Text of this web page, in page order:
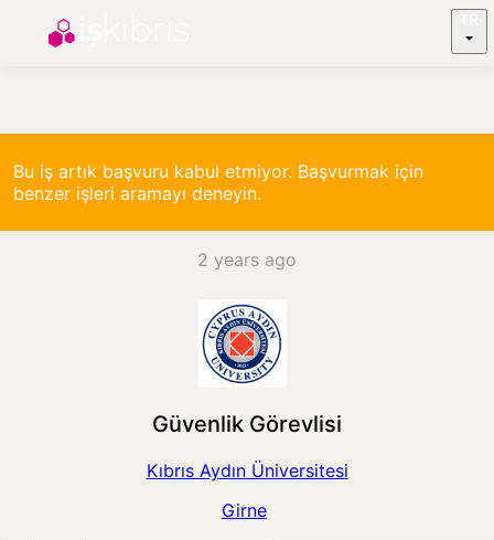
Bu iş artık başvuru kabul etmiyor. Başvurmak için
benzer işleri aramayı deneyin.
2 years ago
Güvenlik Görevlisi
Kıbrıs Aydın Üniversitesi
Girne